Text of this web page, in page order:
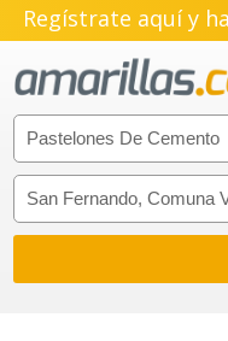
Regístrate aquí y